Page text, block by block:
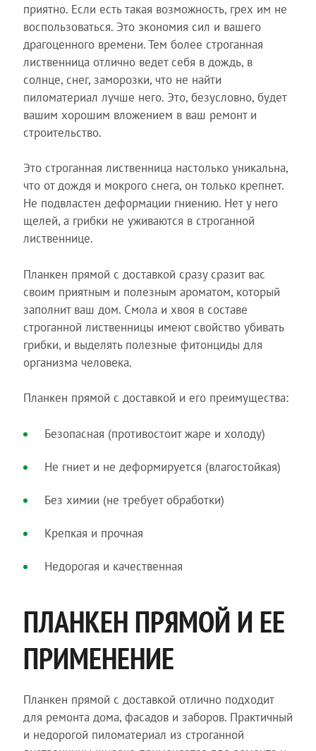
приятно. Если есть такая возможность, грех им не
воспользоваться. Это экономия сил и вашего
драгоценного времени. Тем более строганная
лиственница отлично ведет себя в дождь, в
солнце, снег, заморозки, что не найти
пиломатериал лучше него. Это, безусловно, будет
вашим хорошим вложением в ваш ремонт и
строительство.
Это строганная лиственница настолько уникальна,
что от дождя и мокрого снега, он только крепнет.
Не подвластен деформации гниению. Нет у него
щелей, а грибки не уживаются в строганной
лиственнице.
Планкен прямой с доставкой сразу сразит вас
своим приятным и полезным ароматом, который
заполнит ваш дом. Смола и хвоя в составе
строганной лиственницы имеют свойство убивать
грибки, и выделять полезные фитонциды для
организма человека.
Планкен прямой с доставкой и его преимущества:
Безопасная (противостоит жаре и холоду)
Не гниет и не деформируется (влагостойкая)
Без химии (не требует обработки)
Крепкая и прочная
Недорогая и качественная
ПЛАНКЕН ПРЯМОЙ И ЕЕ
ПРИМЕНЕНИЕ
Планкен прямой с доставкой отлично подходит
для ремонта дома, фасадов и заборов. Практичный
и недорогой пиломатериал из строганной